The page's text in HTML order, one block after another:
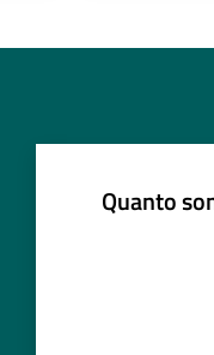
Quanto